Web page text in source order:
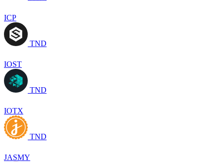
ICP
TND
IOST
TND
IOTX
TND
JASMY